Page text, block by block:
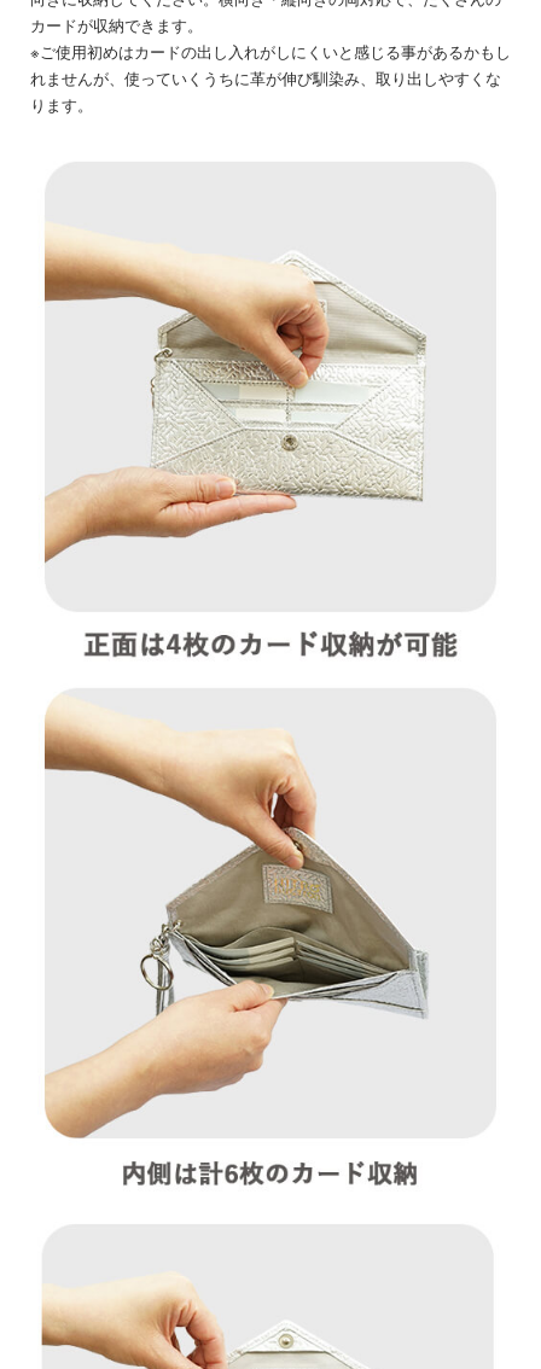
カードが収納できます。
※ご使用初めはカードの出し入れがしにくいと感じる事があるかもし
れませんが、使っていくうちに革が伸び馴染み、取り出しやすくな
ります。